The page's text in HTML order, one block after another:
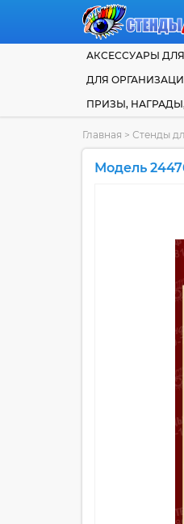
АКСЕССУАРЫ
ДЛЯ
ПРИЗЫ,
Главная > Стенды
Модель